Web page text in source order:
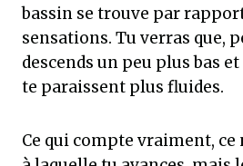
bassin se trouve par
sensations. Tu verras que,
descends un peu plus bas
te paraissent plus fluides.
Ce qui compte vraiment, ce